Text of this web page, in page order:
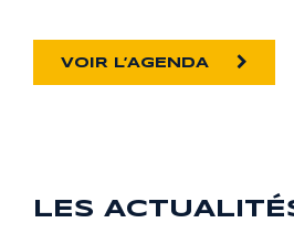
VOIR L’AGENDA
LES